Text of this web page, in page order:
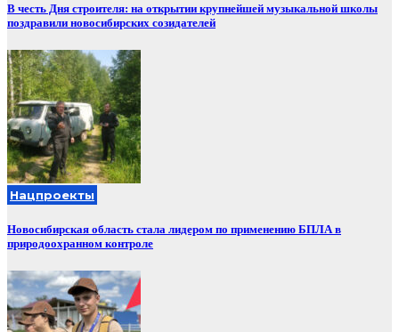
В честь Дня строителя: на открытии крупнейшей музыкальной школы
поздравили новосибирских созидателей
Нацпроекты
Новосибирская область стала лидером по применению БПЛА в
природоохранном контроле